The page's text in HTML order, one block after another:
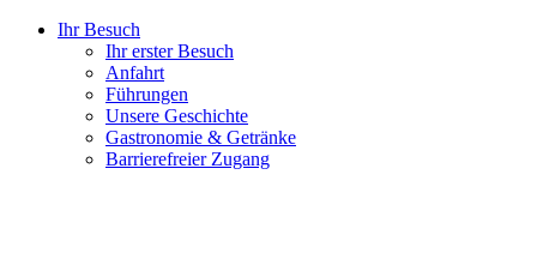
Ihr Besuch
Ihr erster Besuch
Anfahrt
Führungen
Unsere Geschichte
Gastronomie & Getränke
Barrierefreier Zugang